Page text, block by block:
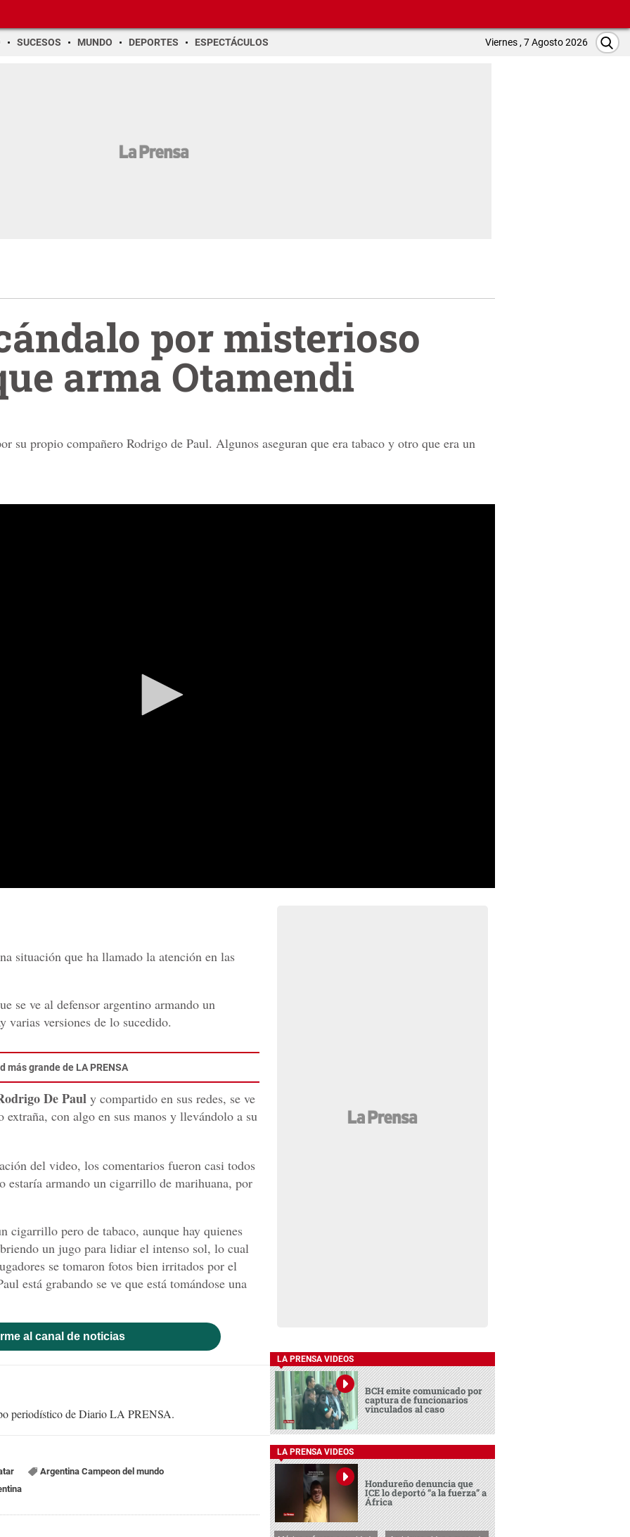
SUCESOS MUNDO DEPORTES ESPECTÁCULOS Viernes , 7 Agosto 2026
por misterioso
arma Otamendi
su propio compañero Rodrigo de Paul. Algunos aseguran que era tabaco y otro que era un
situación que ha llamado la atención en las
se ve al defensor argentino armando un
varias versiones de lo sucedido.
más grande de LA PRENSA
De Paul y compartido en sus redes, se ve
con algo en sus manos y llevándolo a su
del video, los comentarios fueron casi todos
estaría armando un cigarrillo de marihuana, por
cigarrillo pero de tabaco, aunque hay quienes
un jugo para lidiar el intenso sol, lo cual
se tomaron fotos bien irritados por el
está grabando se ve que está tomándose una
al canal de noticias
periodístico de Diario LA PRENSA.
Argentina Campeon del mundo
LA PRENSA VIDEOS
BCH emite comunicado por
captura de funcionarios
vinculados al caso
LA PRENSA VIDEOS
Hondureño denuncia que
ICE lo deportó “a la fuerza” a
África